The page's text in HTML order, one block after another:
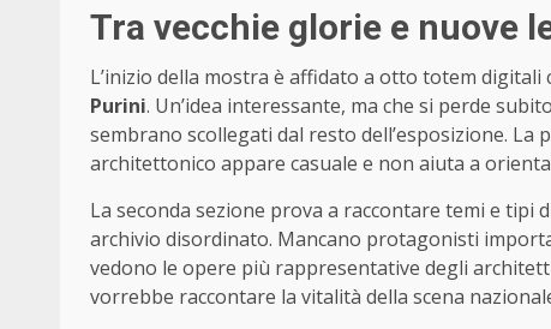
Tra vecchie glorie e nuove
L’inizio della mostra è affidato a otto totem
Purini. Un’idea interessante, ma che si perde
sembrano scollegati dal resto dell’esposizione.
architettonico appare casuale e non aiuta a
La seconda sezione prova a raccontare temi e
archivio disordinato. Mancano protagonisti
vedono le opere più rappresentative degli
vorrebbe raccontare la vitalità della scena